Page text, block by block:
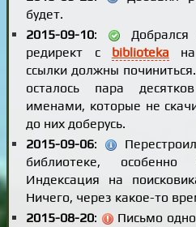
будет.
2015-09-10:
редирект с biblioteka
ссылки должны
осталось пара
именами, которые не
до них доберусь.
2015-09-06:
библиотеке,
Индексация на
Ничего, через какое-то
2015-08-20:
Письмо